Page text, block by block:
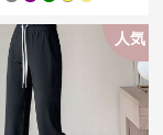
人気